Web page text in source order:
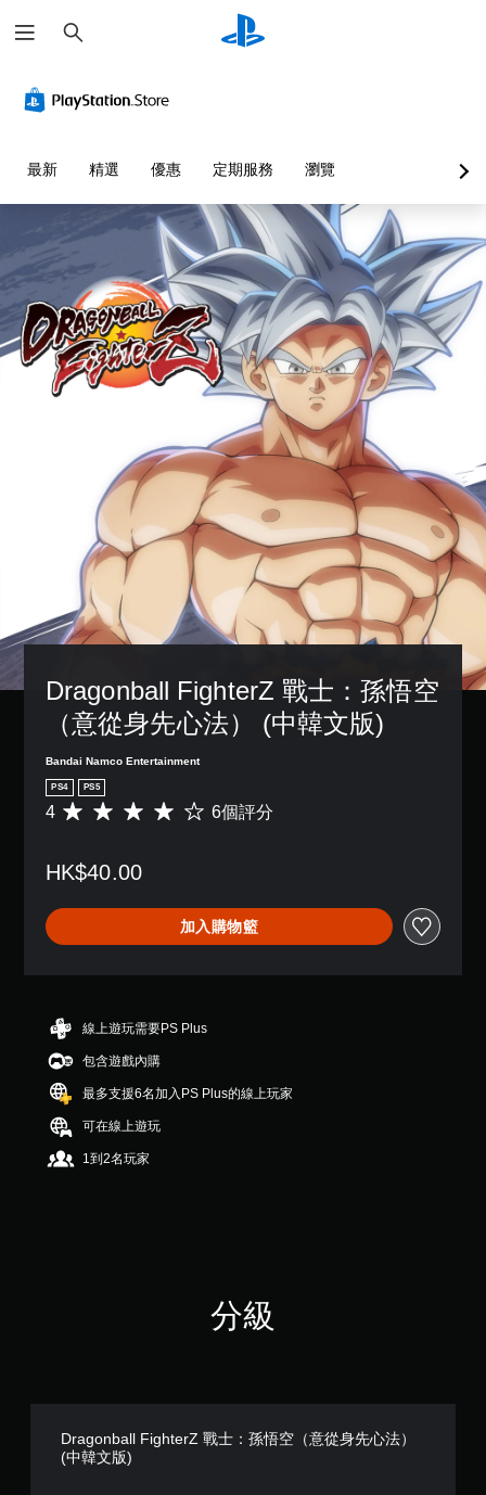
尋
最新 精選 優惠 定期服務 瀏覽
Dragonball FighterZ 戰士：孫悟空
（意從身先心法） (中韓文版)
Bandai Namco Entertainment
PS4 PS5
平
分
4
顆
星
5
星
）
共
則
4 6個評分
HK$40.00
加入購物籃
線上遊玩需要PS Plus
包含遊戲內購
最多支援6名加入PS Plus的線上玩家
可在線上遊玩
1到2名玩家
分級
Dragonball FighterZ 戰士：孫悟空（意從身先心法）
(中韓文版)